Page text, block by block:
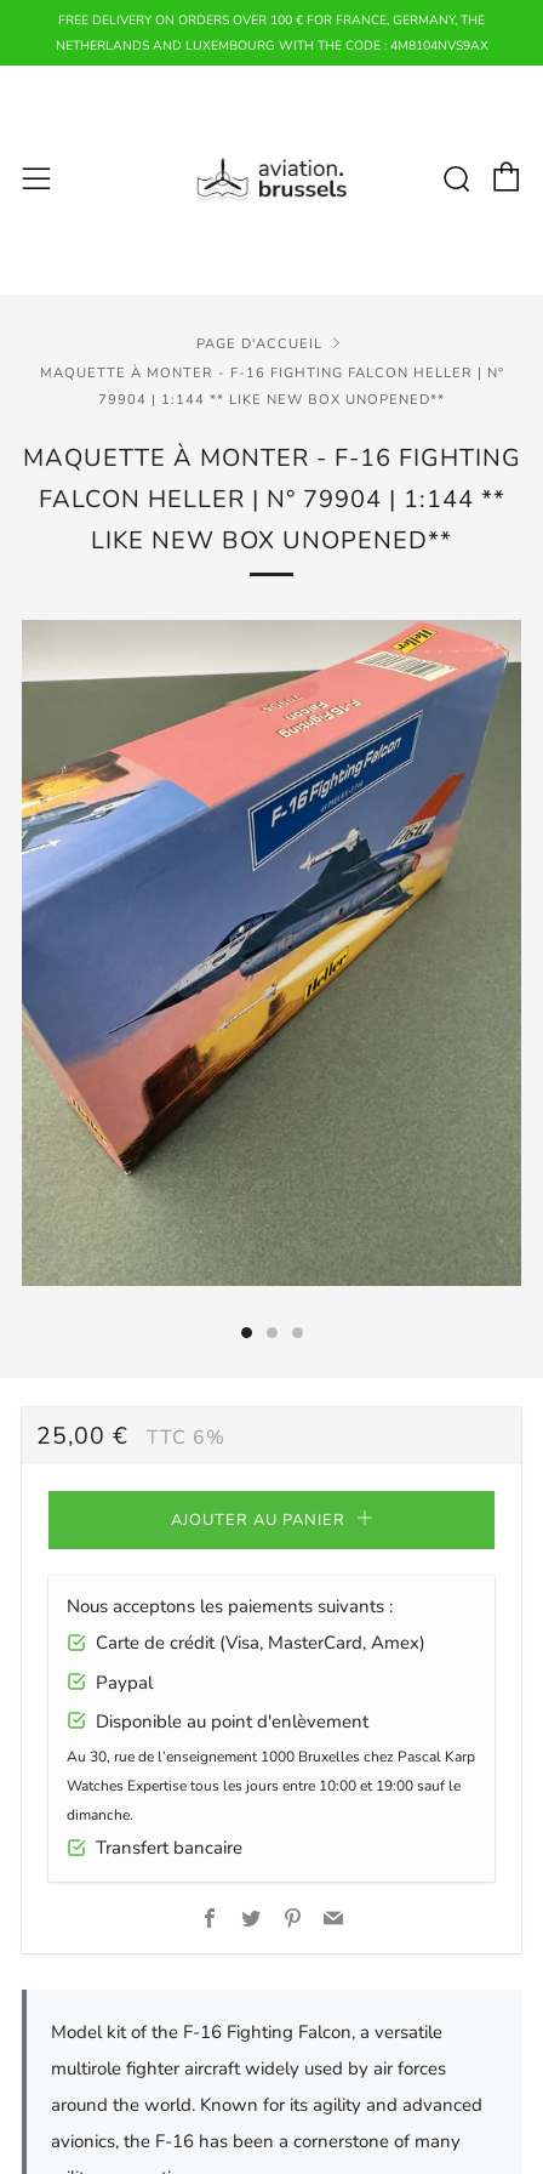
FREE DELIVERY ON ORDERS OVER 100 € FOR FRANCE, GERMANY, THE
NETHERLANDS AND LUXEMBOURG WITH THE CODE : 4M8104NVS9AX
Menu
PAGE D'ACCUEIL
MAQUETTE À MONTER - F-16 FIGHTING FALCON HELLER | N°
79904 | 1:144 ** LIKE NEW BOX UNOPENED**
MAQUETTE À MONTER - F-16 FIGHTING
FALCON HELLER | N° 79904 | 1:144 **
LIKE NEW BOX UNOPENED**
PRIX
25,00 € TTC 6%
AJOUTER AU PANIER
Nous acceptons les paiements suivants :
Carte de crédit (Visa, MasterCard, Amex)
Paypal
Disponible au point d'enlèvement
Au 30, rue de l’enseignement 1000 Bruxelles chez Pascal Karp
Watches Expertise tous les jours entre 10:00 et 19:00 sauf le
dimanche.
Transfert bancaire
Facebook
TwitterPinterest
Email
Model kit of the F-16 Fighting Falcon, a versatile
multirole fighter aircraft widely used by air forces
around the world. Known for its agility and advanced
avionics, the F-16 has been a cornerstone of many